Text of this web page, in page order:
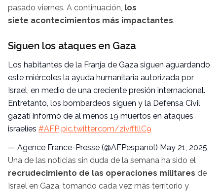
pasado viernes. A continuación, los
siete acontecimientos más impactantes.
Siguen los ataques en Gaza
Los habitantes de la Franja de Gaza siguen aguardando
este miércoles la ayuda humanitaria autorizada por
Israel, en medio de una creciente presión internacional.
Entretanto, los bombardeos siguen y la Defensa Civil
gazatí informó de al menos 19 muertos en ataques
israelíes #AFP pic.twitter.com/zivfftllC9
— Agence France-Presse (@AFPespanol) May 21, 2025
Una de las noticias sin duda de la semana ha sido el
recrudecimiento de las operaciones militares de
Israel en Gaza, tomando cada vez más territorio y